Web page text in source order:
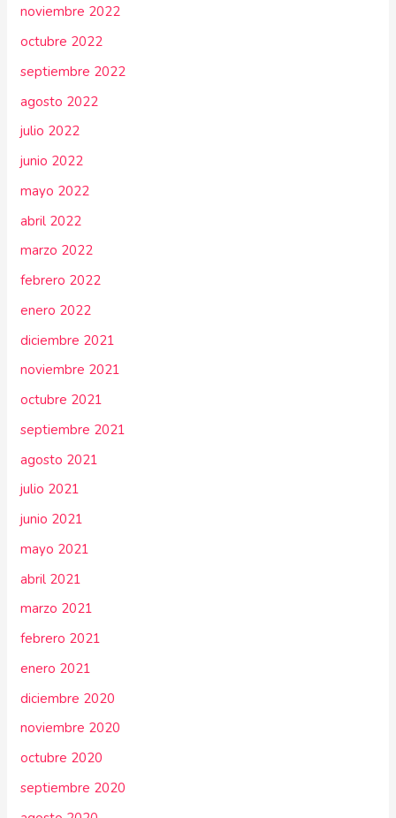
noviembre 2022
octubre 2022
septiembre 2022
agosto 2022
julio 2022
junio 2022
mayo 2022
abril 2022
marzo 2022
febrero 2022
enero 2022
diciembre 2021
noviembre 2021
octubre 2021
septiembre 2021
agosto 2021
julio 2021
junio 2021
mayo 2021
abril 2021
marzo 2021
febrero 2021
enero 2021
diciembre 2020
noviembre 2020
octubre 2020
septiembre 2020